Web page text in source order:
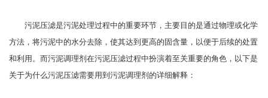
污泥压滤是污泥处理过程中的重要环节，主要目的是通过物理或化学
方法，将污泥中的水分去除，使其达到更高的固含量，以便于后续的处置
和利用。而污泥调理剂在污泥压滤过程中扮演着至关重要的角色，以下是
关于为什么污泥压滤需要用到污泥调理剂的详细解释：